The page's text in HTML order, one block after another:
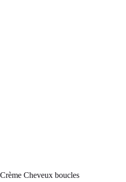
Crème Cheveux boucles